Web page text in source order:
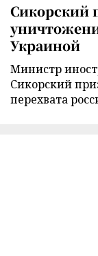
Сикорский
Украиной
Министр
Сикорский
перехвата